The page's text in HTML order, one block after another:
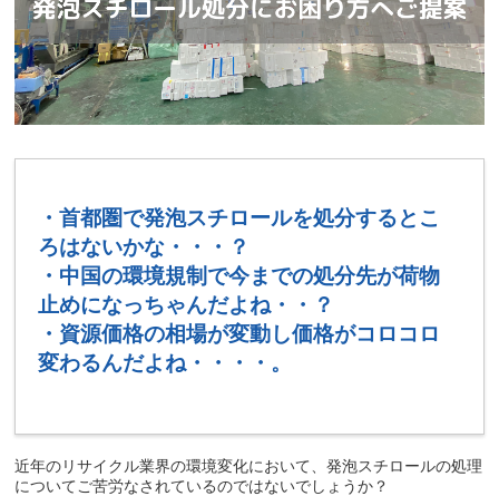
・首都圏で発泡スチロールを処分するとこ
ろはないかな・・・？
・中国の環境規制で今までの処分先が荷物
止めになっちゃんだよね・・？
・資源価格の相場が変動し価格がコロコロ
変わるんだよね・・・・。
近年のリサイクル業界の環境変化において、発泡スチロールの処理
についてご苦労なされているのではないでしょうか？